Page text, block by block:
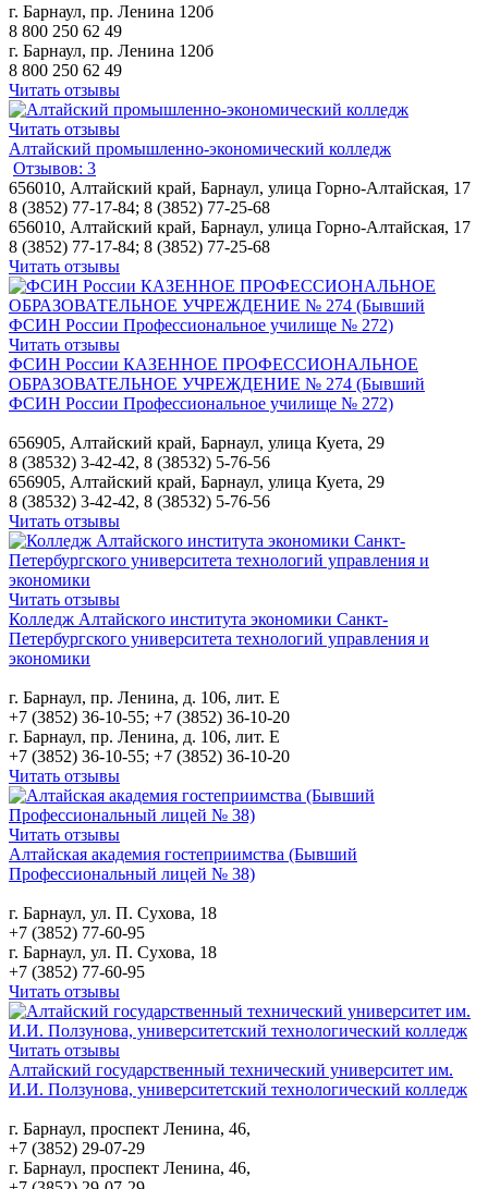
г. Барнаул, пр. Ленина 120б
8 800 250 62 49
г. Барнаул, пр. Ленина 120б
8 800 250 62 49
Читать отзывы
Читать отзывы
Алтайский промышленно-экономический колледж
Отзывов: 3
656010, Алтайский край, Барнаул, улица Горно-Алтайская, 17
8 (3852) 77-17-84; 8 (3852) 77-25-68
656010, Алтайский край, Барнаул, улица Горно-Алтайская, 17
8 (3852) 77-17-84; 8 (3852) 77-25-68
Читать отзывы
Читать отзывы
ФСИН России КАЗЕННОЕ ПРОФЕССИОНАЛЬНОЕ
ОБРАЗОВАТЕЛЬНОЕ УЧРЕЖДЕНИЕ № 274 (Бывший
ФСИН России Профессиональное училище № 272)
656905, Алтайский край, Барнаул, улица Куета, 29
8 (38532) 3-42-42, 8 (38532) 5-76-56
656905, Алтайский край, Барнаул, улица Куета, 29
8 (38532) 3-42-42, 8 (38532) 5-76-56
Читать отзывы
Читать отзывы
Колледж Алтайского института экономики Санкт-
Петербургского университета технологий управления и
экономики
г. Барнаул, пр. Ленина, д. 106, лит. Е
+7 (3852) 36-10-55; +7 (3852) 36-10-20
г. Барнаул, пр. Ленина, д. 106, лит. Е
+7 (3852) 36-10-55; +7 (3852) 36-10-20
Читать отзывы
Читать отзывы
Алтайская академия гостеприимства (Бывший
Профессиональный лицей № 38)
г. Барнаул, ул. П. Сухова, 18
+7 (3852) 77-60-95
г. Барнаул, ул. П. Сухова, 18
+7 (3852) 77-60-95
Читать отзывы
Читать отзывы
Алтайский государственный технический университет им.
И.И. Ползунова, университетский технологический колледж
г. Барнаул, проспект Ленина, 46,
+7 (3852) 29-07-29
г. Барнаул, проспект Ленина, 46,